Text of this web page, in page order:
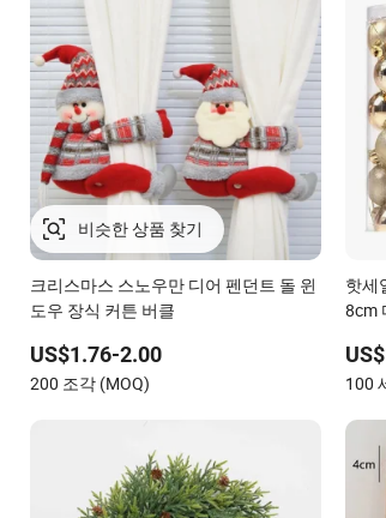
크리스마스 스노우만 디어 펜던트 돌 윈
도우 장식 커튼 버클
US$1.76-2.00
200 조각 (MOQ)
핫세
8cm
100